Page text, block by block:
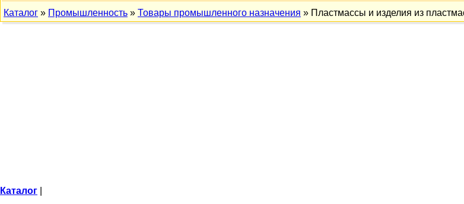
Каталог » Промышленность » Товары промышленного назначения » Пластмассы и изделия из
Каталог